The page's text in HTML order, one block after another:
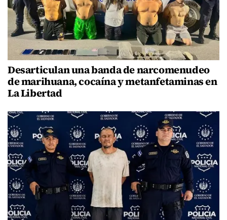
Desarticulan una banda de narcomenudeo
de marihuana, cocaína y metanfetaminas en
La Libertad